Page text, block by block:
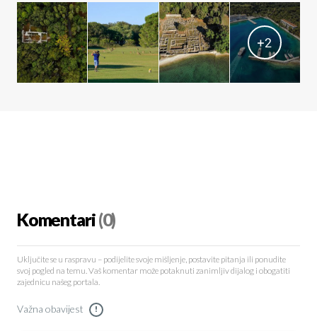
+2
Komentari(0)
Uključite se u raspravu – podijelite svoje mišljenje, postavite pitanja ili ponudite
svoj pogled na temu. Vaš komentar može potaknuti zanimljiv dijalog i obogatiti
zajednicu našeg portala.
Važna obavijest !